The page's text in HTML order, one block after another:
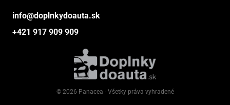
info@doplnkydoauta.sk
+421 917 909 909
© 2026 Panacea - Všetky práva vyhradené